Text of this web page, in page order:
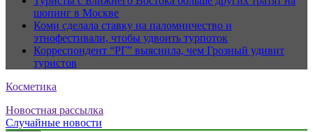
шопинг в Москве
Коми сделала ставку на паломничество и
этнофестивали, чтобы удвоить турпоток
Корреспондент “РГ” выяснила, чем Грозный удивит
туристов
Косметика
Новостная рассылка
Случайные новости